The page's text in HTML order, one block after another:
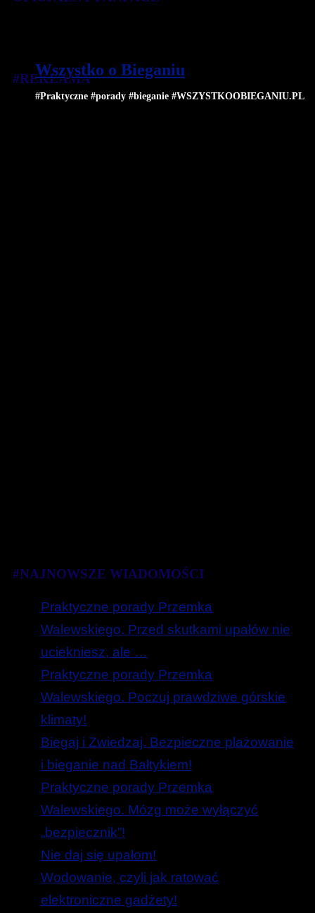
Wszystko o Bieganiu
#Praktyczne #porady #bieganie #WSZYSTKOOBIEGANIU.PL
#REKLAMA
#NAJNOWSZE WIADOMOŚCI
Praktyczne porady Przemka
Walewskiego. Przed skutkami upałów nie
uciekniesz, ale …
Praktyczne porady Przemka
Walewskiego. Poczuj prawdziwe górskie
klimaty!
Biegaj i Zwiedzaj. Bezpieczne plażowanie
i bieganie nad Bałtykiem!
Praktyczne porady Przemka
Walewskiego. Mózg może wyłączyć
„bezpiecznik”!
Nie daj się upałom!
Wodowanie, czyli jak ratować
elektroniczne gadżety!